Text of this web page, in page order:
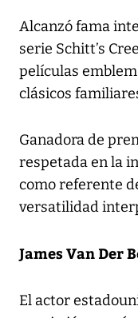
Alcanzó fama
serie Schitt’s
películas
clásicos
Ganadora de
respetada en la
como referente
versatilidad
James Van Der
El actor